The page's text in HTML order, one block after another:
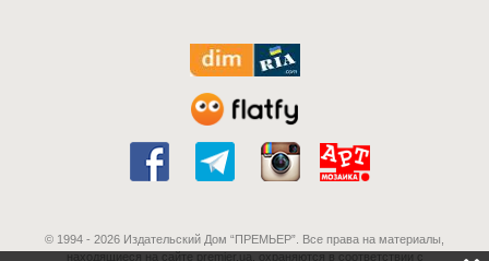
© 1994 - 2026 Издательский Дом “ПРЕМЬЕР”. Все права на материалы,
находящиеся на сайте premier.ua, охраняются в соответствии с